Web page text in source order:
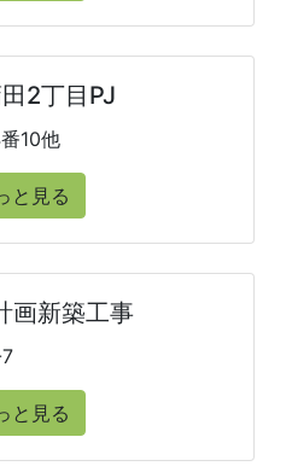
2丁目PJ
10他
と見る
画新築工事
と見る